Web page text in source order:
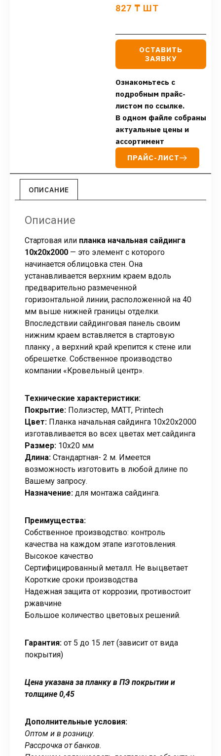
827 ₸ ШТ
ОСТАВИТЬ
ЗАЯВКУ
Ознакомьтесь с
подробным прайс-
листом по ссылке.
В одном файле собраны
актуальные цены и
ассортимент
ПРАЙС-ЛИСТ
ОПИСАНИЕ
Описание
Стартовая или планка начальная сайдинга
10х20х2000 — это элемент с которого
начинается облицовка стен. Она
устанавливается верхним краем вдоль
предварительно размеченной
горизонтальной линии, расположенной на 40
мм выше нижней границы отделки.
Впоследствии сайдинговая панель своим
нижним краем вставляется в стартовую
планку , а верхний край крепится к стене или
обрешетке. Собственное производство
компании «Кровельный центр».
Технические характеристики:
Покрытие: Полиэстер, МАТТ, Printech
Цвет: Планка начальная сайдинга 10х20х2000
изготавливается во всех цветах мет.сайдинга
Размер: 10х20 мм
Длина: Стандартная- 2 м. Имеется
возможность изготовить в любой длине по
Вашему запросу.
Назначение: для монтажа сайдинга.
Преимущества:
Собственное производство: контроль
качества на каждом этапе изготовления.
Высокое качество
Сертифицированный металл. Не выцветает
Короткие сроки производства
Надежная защита от коррозии, противостоит
ржавчине
Большое количество цветовых решений.
Гарантия: от 5 до 15 лет (зависит от вида
покрытия)
Цена указана за планку в ПЭ покрытии и
толщине 0,45
Дополнительные условия:
Оптом и в розницу.
Рассрочка от банков.